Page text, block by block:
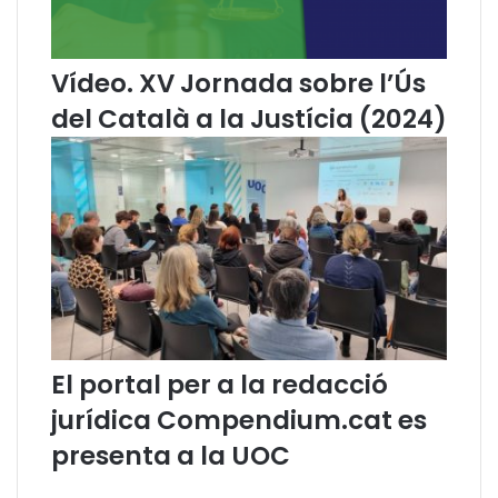
n
l
i
n
c
o
m
p
l
i
m
e
n
e
l
J
u
í
c
i
a
Vídeo. XV Jornada sobre l’Ús
del Català a la Justícia (2024)
El portal per a la redacció
jurídica Compendium.cat es
presenta a la UOC